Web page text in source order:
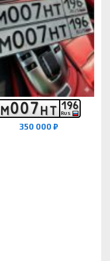
М007НТ 196
RUS
350 000 ₽